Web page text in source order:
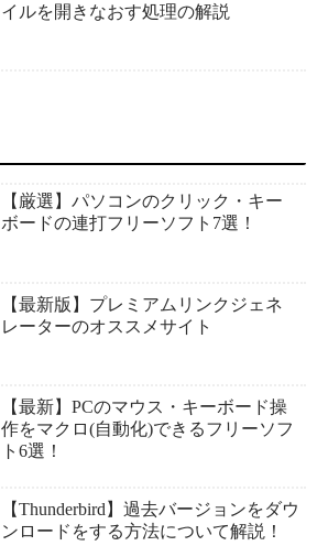
イルを開きなおす処理の解説
【厳選】パソコンのクリック・キー
ボードの連打フリーソフト7選！
【最新版】プレミアムリンクジェネ
レーターのオススメサイト
【最新】PCのマウス・キーボード操
作をマクロ(自動化)できるフリーソフ
ト6選！
【Thunderbird】過去バージョンをダウ
ンロードをする方法について解説！